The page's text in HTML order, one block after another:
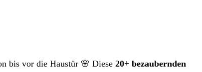
bis vor die Haustür 🌸 Diese 20+ bezaubernden